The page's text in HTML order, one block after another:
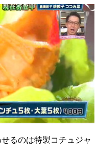
るのは特製コチュジャ